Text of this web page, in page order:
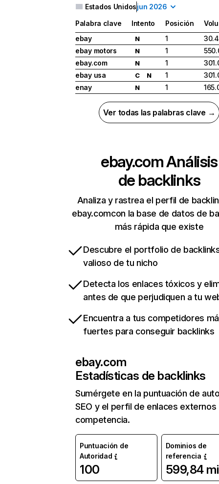
Estados Unidosjun 2026
Palabra clave Intento Posición
ebay
N 1
ebay motors
N 1
ebay.com
N 1
ebay usa
C N 1
enay
N 1
Ver todas las palabras clave →
ebay.comAnálisis
de backlinks
Analiza y rastrea el perfil de
ebay.comcon la base de datos de
más rápida que existe
Descubre el portfolio de
valioso de tu nicho
Detecta los enlaces tóxicos y
antes de que perjudiquen a tu
Encuentra a tus competidores
fuertes para conseguir backlinks
ebay.com
Estadísticas de backlinks
Sumérgete en la puntuación de
SEO y el perfil de enlaces externos
competencia.
Puntuación de
Autoridad
100
Dominios de
referencia
599,84